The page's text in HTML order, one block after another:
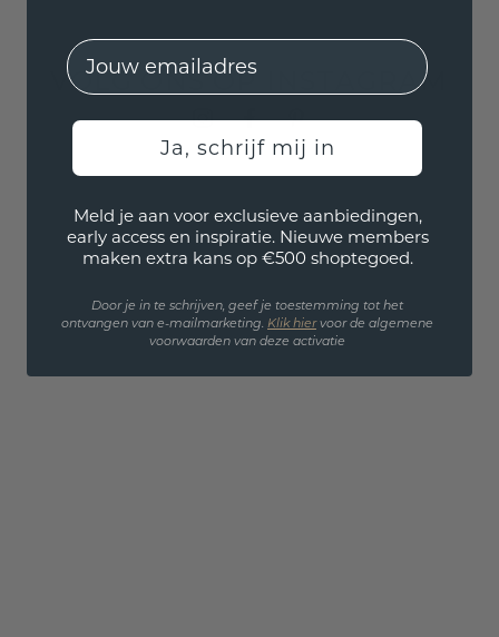
VOLG ONS OP INSTAGRAM
EMail
Ja, schrijf mij in
Meld je aan voor exclusieve aanbiedingen,
early access en inspiratie. Nieuwe members
maken extra kans op €500 shoptegoed.
Door je in te schrijven, geef je toestemming tot het
ontvangen van e-mailmarketing. Klik hiervoor de algemene
voorwaarden van deze activatie